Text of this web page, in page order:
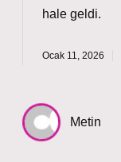
hale geldi.
Ocak 11, 2026
Metin